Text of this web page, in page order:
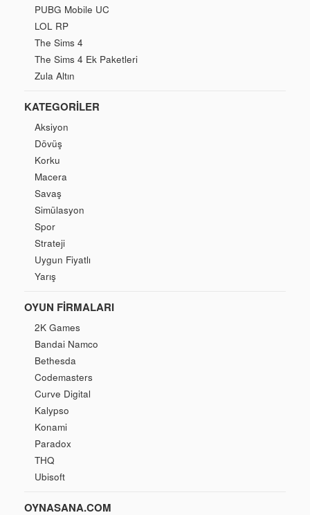
PUBG Mobile UC
LOL RP
The Sims 4
The Sims 4 Ek Paketleri
Zula Altın
KATEGORILER
Aksiyon
Dövüş
Korku
Macera
Savaş
Simülasyon
Spor
Strateji
Uygun Fiyatlı
Yarış
OYUN FIRMALARI
2K Games
Bandai Namco
Bethesda
Codemasters
Curve Digital
Kalypso
Konami
Paradox
THQ
Ubisoft
OYNASANA.COM